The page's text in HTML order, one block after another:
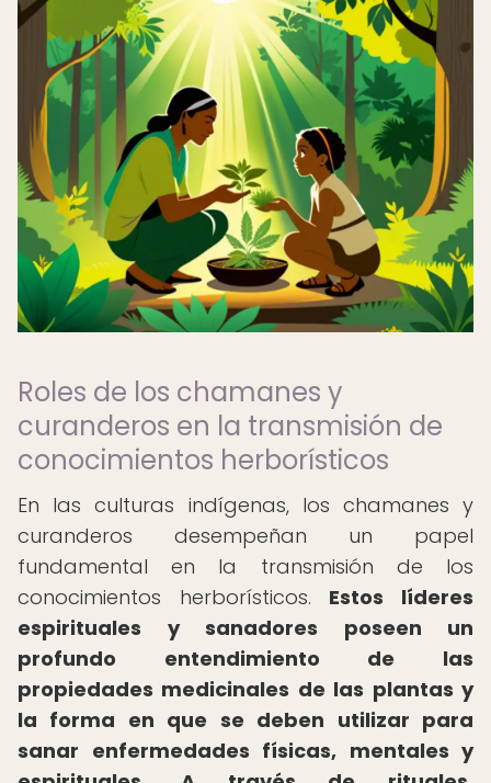
Roles de los chamanes y
curanderos en la transmisión de
conocimientos herborísticos
En las culturas indígenas, los chamanes y
curanderos desempeñan un papel
fundamental en la transmisión de los
conocimientos herborísticos. Estos líderes
espirituales y sanadores poseen un
profundo entendimiento de las
propiedades medicinales de las plantas y
la forma en que se deben utilizar para
sanar enfermedades físicas, mentales y